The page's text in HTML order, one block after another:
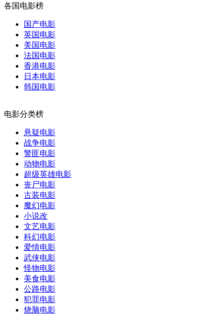
各国电影榜
国产电影
英国电影
美国电影
法国电影
香港电影
日本电影
韩国电影
电影分类榜
悬疑电影
战争电影
警匪电影
动物电影
超级英雄电影
丧尸电影
古装电影
魔幻电影
小说改
文艺电影
科幻电影
爱情电影
武侠电影
怪物电影
美食电影
公路电影
犯罪电影
烧脑电影